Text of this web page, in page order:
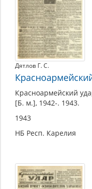
Дятлов Г. С.
Красноармейский
[Б. м.], 1942-. 1943.
1943
НБ Респ. Карелия